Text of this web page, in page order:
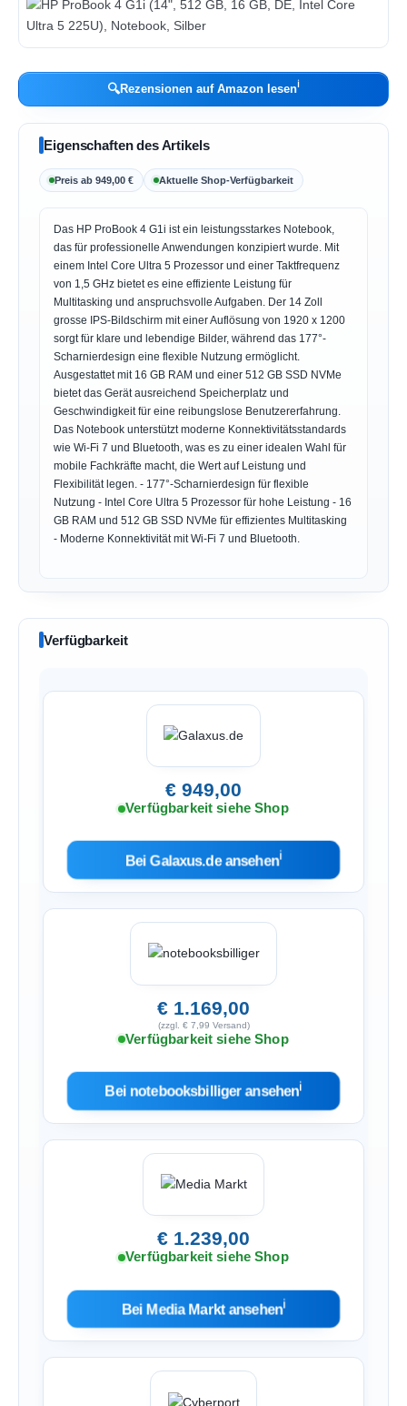
🔍Rezensionen auf Amazon lesenℹ︎
Eigenschaften des Artikels
Preis ab 949,00 € Aktuelle Shop-Verfügbarkeit
Das HP ProBook 4 G1i ist ein leistungsstarkes Notebook,
das für professionelle Anwendungen konzipiert wurde. Mit
einem Intel Core Ultra 5 Prozessor und einer Taktfrequenz
von 1,5 GHz bietet es eine effiziente Leistung für
Multitasking und anspruchsvolle Aufgaben. Der 14 Zoll
grosse IPS-Bildschirm mit einer Auflösung von 1920 x 1200
sorgt für klare und lebendige Bilder, während das 177°-
Scharnierdesign eine flexible Nutzung ermöglicht.
Ausgestattet mit 16 GB RAM und einer 512 GB SSD NVMe
bietet das Gerät ausreichend Speicherplatz und
Geschwindigkeit für eine reibungslose Benutzererfahrung.
Das Notebook unterstützt moderne Konnektivitätsstandards
wie Wi-Fi 7 und Bluetooth, was es zu einer idealen Wahl für
mobile Fachkräfte macht, die Wert auf Leistung und
Flexibilität legen. - 177°-Scharnierdesign für flexible
Nutzung - Intel Core Ultra 5 Prozessor für hohe Leistung - 16
GB RAM und 512 GB SSD NVMe für effizientes Multitasking
- Moderne Konnektivität mit Wi-Fi 7 und Bluetooth.
Verfügbarkeit
€ 949,00
Verfügbarkeit siehe Shop
Bei Galaxus.de ansehenℹ︎
€ 1.169,00
(zzgl. € 7,99 Versand)
Verfügbarkeit siehe Shop
Bei notebooksbilliger ansehenℹ︎
€ 1.239,00
Verfügbarkeit siehe Shop
Bei Media Markt ansehenℹ︎